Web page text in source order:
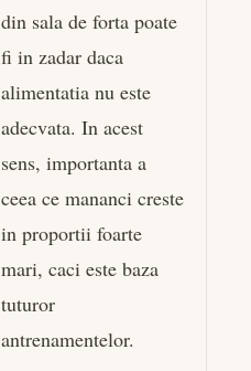
din sala de forta poate
fi in zadar daca
alimentatia nu este
adecvata. In acest
sens, importanta a
ceea ce mananci creste
in proportii foarte
mari, caci este baza
tuturor
antrenamentelor.